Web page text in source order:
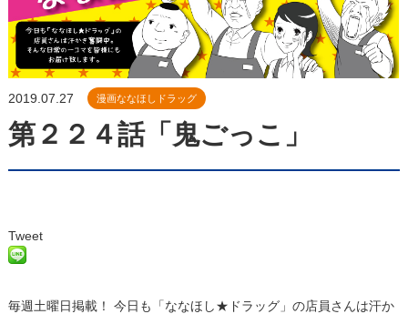
2019.07.27 漫画ななほしドラッグ
第２２４話「鬼ごっこ」
Tweet
毎週土曜日掲載！ 今日も「ななほし★ドラッグ」の店員さんは汗か